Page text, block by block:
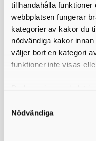
tillhandahålla
webbplatsen fungerar
kategorier av kakor du
nödvändiga kakor
väljer bort en kategori
funktioner inte visas
användning av kakor
Nödvändiga
I Sverige ska de badplatser
under badsäsongen
bad på Havs- och
Skriv ut
Länkar